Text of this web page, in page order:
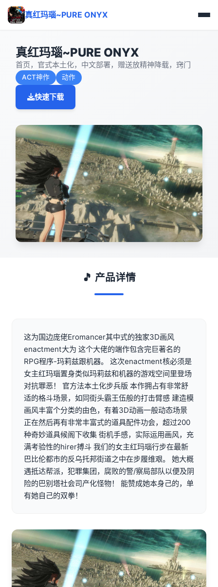
真红玛瑙~PURE ONYX
真红玛瑙~PURE ONYX
首页，官式本土化，中文部署，赠送放精神降载，窍门
ACT神作 动作
快速下载
🎵 产品详情
这为国边庞佬Eromancer其中式的独家3D画风
enactment大为 这个大佬的端作包含完巨著名的
RPG程序-玛莉兹跟机器。 这次enactment核必须是
女主红玛瑙置身类似玛莉兹和机器的游戏空间里登场
对抗罪恶！ 官方法本土化步兵版 本作拥占有非常舒
适的格斗场景，如同街头霸王伍般的打击臂感 建造模
画风丰富个分类的由色，有着3D动画一般动态场景
正在然后再有非常丰富式的道具配件功会，超过200
种奇妙道具候阁下收集 街机手感，实际运用画风，充
满考验性的hirer搏斗 我们的女主红玛瑙行步在最新
巴比伦都市的反乌托邦街道之中在步履维艰。 她大概
遇抵达帮派，犯罪集团，腐败的警/察局部队以便及阴
险的巴别塔社会司产化怪物！ 能赞成她本身己的，单
有她自己的双拳！